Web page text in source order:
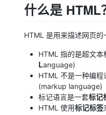
什么是 HTML
HTML 是用来描述网页的
HTML 指的是超文本
Language)
HTML 不是一种编
(markup language)
标记语言是一套标记
HTML 使用标记标签